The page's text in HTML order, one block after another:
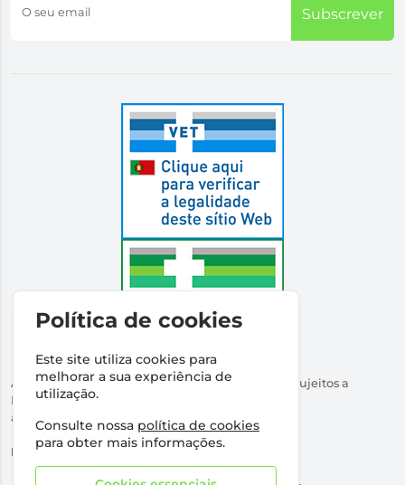
O seu email Subscrever
Autorizado a Disponibilizar Medicamentos Não Sujeitos a
Receita Médica
através da Internet pelo Infarmed. I.P.
Direção Técnica:Dr Ricardo Santos
NIPC:
509316760 | Farmácia Santos Salvador, Lda.
Política de cookies
Este site utiliza cookies para
melhorar a sua experiência de
utilização.
Consulte nossa política de cookies
para obter mais informações.